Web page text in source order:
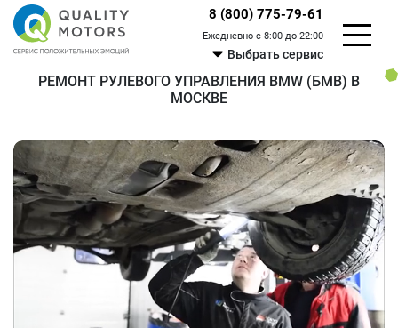
8 (800) 775-79-61
Ежедневно с 8:00 до 22:00
Выбрать сервис
РЕМОНТ РУЛЕВОГО УПРАВЛЕНИЯ BMW (БМВ) В
МОСКВЕ